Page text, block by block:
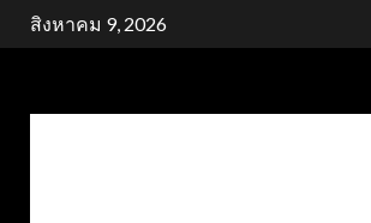
Skipสิงหาคม 9, 2026